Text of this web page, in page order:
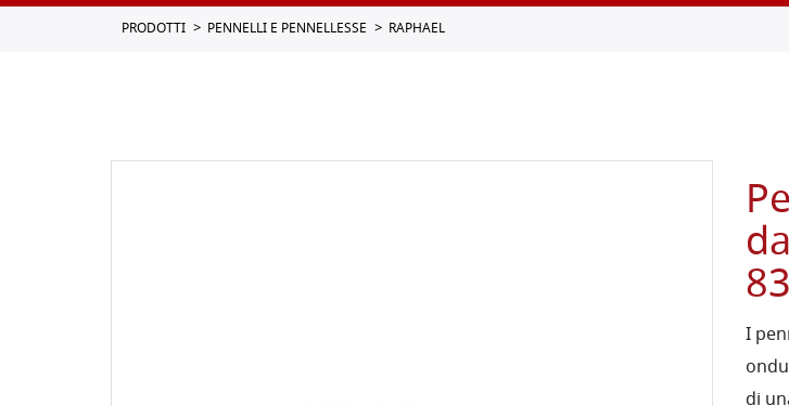
PRODOTTI PENNELLI E PENNELLESSE RAPHAEL
I